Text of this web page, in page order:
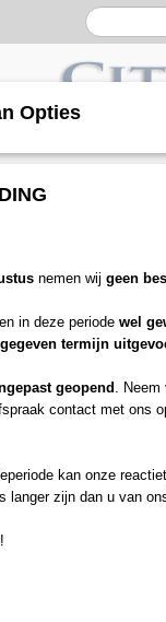
Opties
nemen wij geen
in deze periode wel
termijn
geopend . Neem
contact met ons
kan onze
langer zijn dan u van